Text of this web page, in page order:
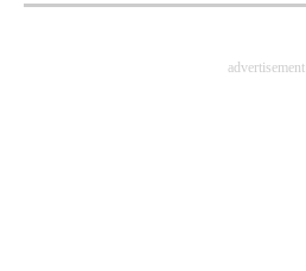
ITの今と未来を見通す
advertisement